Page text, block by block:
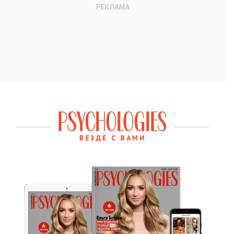
ВЕЗДЕ С ВАМИ